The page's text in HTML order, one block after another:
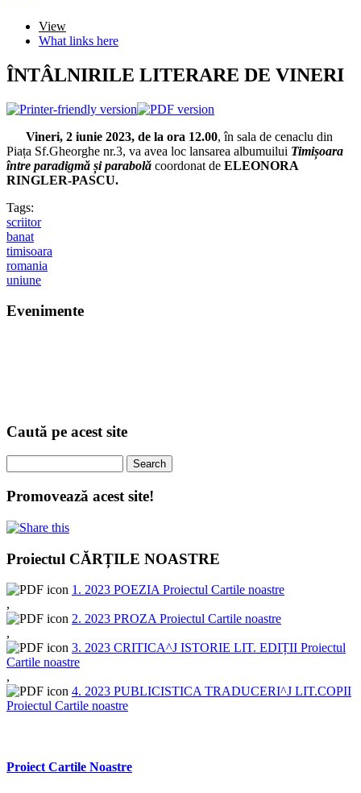
View
What links here
ÎNTÂLNIRILE LITERARE DE VINERI
Vineri, 2 iunie 2023, de la ora 12.00, în sala de cenaclu din
Piața Sf.Gheorghe nr.3, va avea loc lansarea albumuilui Timișoara
între paradigmă și parabolă coordonat de ELEONORA
RINGLER-PASCU.
Tags:
scriitor
banat
timisoara
romania
uniune
Evenimente
Caută pe acest site
Promovează acest site!
Proiectul CĂRȚILE NOASTRE
1. 2023 POEZIA Proiectul Cartile noastre
,
2. 2023 PROZA Proiectul Cartile noastre
,
3. 2023 CRITICA^J ISTORIE LIT. EDIȚII Proiectul
Cartile noastre
,
4. 2023 PUBLICISTICA TRADUCERI^J LIT.COPII
Proiectul Cartile noastre
Proiect Cartile Noastre